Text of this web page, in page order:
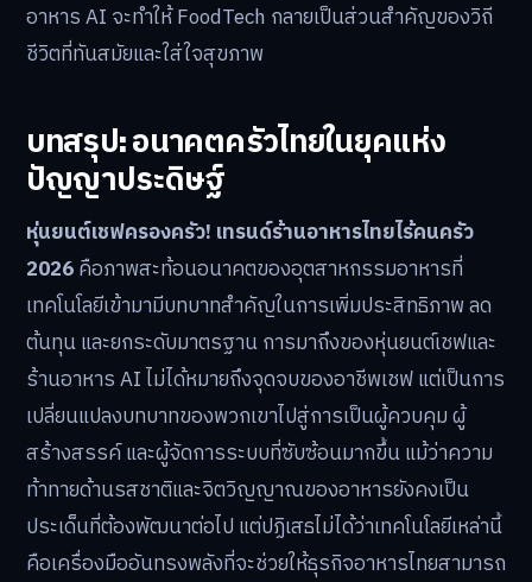
อาหาร AI จะทำให้ FoodTech กลายเป็นส่วนสำคัญของวิถี
ชีวิตที่ทันสมัยและใส่ใจสุขภาพ
บทสรุป: อนาคตครัวไทยในยุคแห่ง
ปัญญาประดิษฐ์
หุ่นยนต์เชฟครองครัว! เทรนด์ร้านอาหารไทยไร้คนครัว
2026คือภาพสะท้อนอนาคตของอุตสาหกรรมอาหารที่
เทคโนโลยีเข้ามามีบทบาทสำคัญในการเพิ่มประสิทธิภาพ ลด
ต้นทุน และยกระดับมาตรฐาน การมาถึงของหุ่นยนต์เชฟและ
ร้านอาหาร AI ไม่ได้หมายถึงจุดจบของอาชีพเชฟ แต่เป็นการ
เปลี่ยนแปลงบทบาทของพวกเขาไปสู่การเป็นผู้ควบคุม ผู้
สร้างสรรค์ และผู้จัดการระบบที่ซับซ้อนมากขึ้น แม้ว่าความ
ท้าทายด้านรสชาติและจิตวิญญาณของอาหารยังคงเป็น
ประเด็นที่ต้องพัฒนาต่อไป แต่ปฏิเสธไม่ได้ว่าเทคโนโลยีเหล่านี้
คือเครื่องมืออันทรงพลังที่จะช่วยให้ธุรกิจอาหารไทยสามารถ